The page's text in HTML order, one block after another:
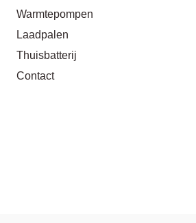
Warmtepompen
Laadpalen
Thuisbatterij
Contact